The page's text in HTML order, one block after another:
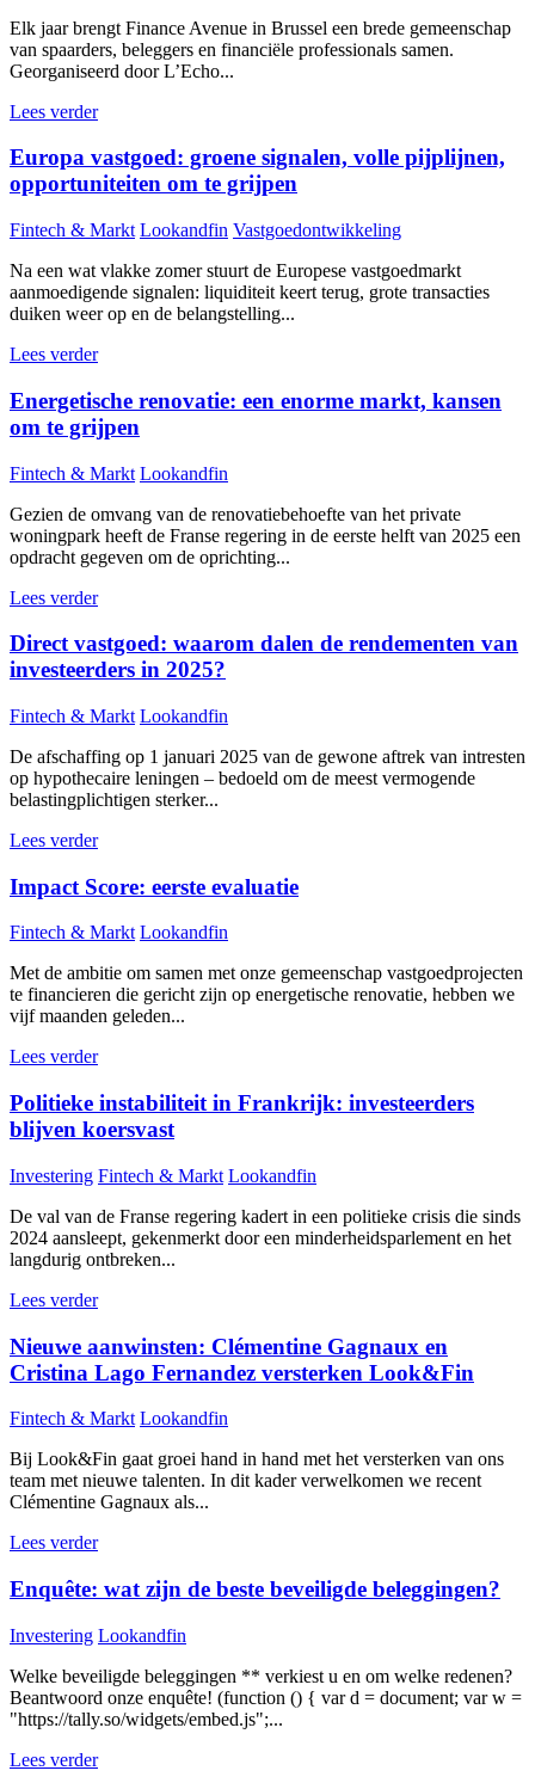
Elk jaar brengt Finance Avenue in Brussel een brede gemeenschap
van spaarders, beleggers en financiële professionals samen.
Georganiseerd door L’Echo...
Lees verder
Europa vastgoed: groene signalen, volle pijplijnen,
opportuniteiten om te grijpen
Fintech & Markt Lookandfin Vastgoedontwikkeling
Na een wat vlakke zomer stuurt de Europese vastgoedmarkt
aanmoedigende signalen: liquiditeit keert terug, grote transacties
duiken weer op en de belangstelling...
Lees verder
Energetische renovatie: een enorme markt, kansen
om te grijpen
Fintech & Markt Lookandfin
Gezien de omvang van de renovatiebehoefte van het private
woningpark heeft de Franse regering in de eerste helft van 2025 een
opdracht gegeven om de oprichting...
Lees verder
Direct vastgoed: waarom dalen de rendementen van
investeerders in 2025?
Fintech & Markt Lookandfin
De afschaffing op 1 januari 2025 van de gewone aftrek van intresten
op hypothecaire leningen – bedoeld om de meest vermogende
belastingplichtigen sterker...
Lees verder
Impact Score: eerste evaluatie
Fintech & Markt Lookandfin
Met de ambitie om samen met onze gemeenschap vastgoedprojecten
te financieren die gericht zijn op energetische renovatie, hebben we
vijf maanden geleden...
Lees verder
Politieke instabiliteit in Frankrijk: investeerders
blijven koersvast
Investering Fintech & Markt Lookandfin
De val van de Franse regering kadert in een politieke crisis die sinds
2024 aansleept, gekenmerkt door een minderheidsparlement en het
langdurig ontbreken...
Lees verder
Nieuwe aanwinsten: Clémentine Gagnaux en
Cristina Lago Fernandez versterken Look&Fin
Fintech & Markt Lookandfin
Bij Look&Fin gaat groei hand in hand met het versterken van ons
team met nieuwe talenten. In dit kader verwelkomen we recent
Clémentine Gagnaux als...
Lees verder
Enquête: wat zijn de beste beveiligde beleggingen?
Investering Lookandfin
Welke beveiligde beleggingen ** verkiest u en om welke redenen?
Beantwoord onze enquête! (function () { var d = document; var w =
"https://tally.so/widgets/embed.js";...
Lees verder